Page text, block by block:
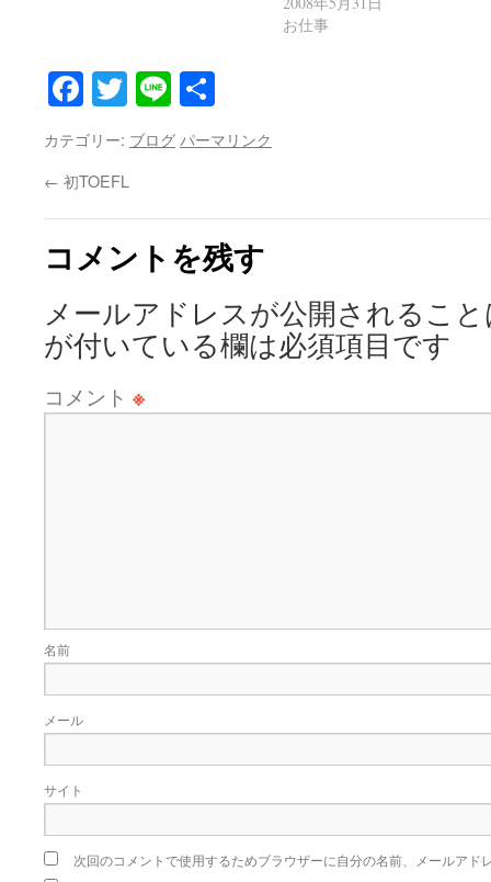
お仕事
Facebook
Twitter
Line
有
カテゴリー: ブログパーマリンク
← 初TOEFL
コメントを残す
メールアドレスが公開されるこ
が付いている欄は必須項目です
コメント ※
名前
メール
サイト
次回のコメントで使用するためブラウザーに自分の名前、メールアド